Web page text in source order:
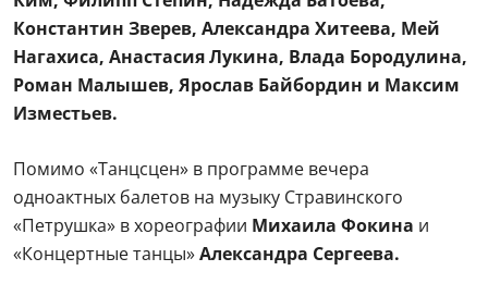
работы художника по костюмамИрэны Белоусовой,
художника по светуКонстантина Бинкинаи
художника по видеоИгорю Домашкевичу.
Премьера демонстрирует новые возможности
интерпретации классической музыки через язык
Сольные партии готовят:Рената Шакирова, Кимин
Ким, Филипп Степин, Надежда Батоева,
Константин Зверев, Александра Хитеева, Мей
Нагахиса, Анастасия Лукина, Влада Бородулина,